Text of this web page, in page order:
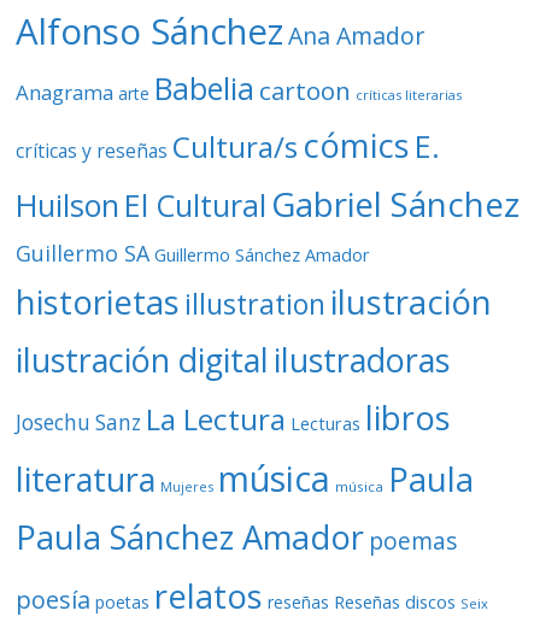
Alfonso Sánchez Ana Amador
Anagrama arte Babelia cartoon críticas literarias
críticas y reseñas Cultura/s cómics E.
Huilson El Cultural Gabriel Sánchez
Guillermo SA Guillermo Sánchez Amador
historietas illustration ilustración
ilustración digital ilustradoras
Josechu Sanz La Lectura Lecturas libros
literatura Mujeres música música Paula
Paula Sánchez Amador poemas
poesía poetas relatos reseñas Reseñas discos Seix